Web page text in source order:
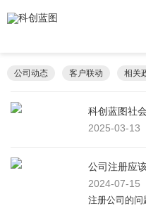
公司动态 客户联动 相关
科创蓝图社
2025-03-13
公司注册应
2024-07-15
注册公司的问